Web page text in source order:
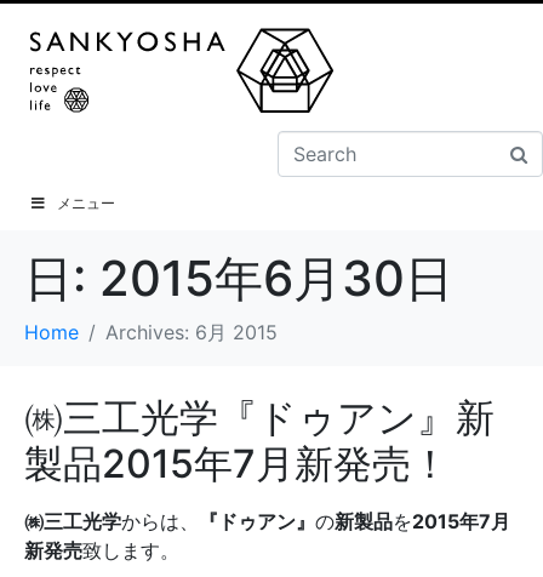
メニュー
日: 2015年6月30日
Home Archives: 6月 2015
㈱三工光学『ドゥアン』新
製品2015年7月新発売！
㈱三工光学からは、 『ドゥアン』 の新製品を2015年7月
新発売致します。